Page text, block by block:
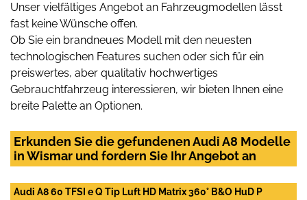
Unser vielfältiges Angebot an Fahrzeugmodellen lässt
fast keine Wünsche offen.
Ob Sie ein brandneues Modell mit den neuesten
technologischen Features suchen oder sich für ein
preiswertes, aber qualitativ hochwertiges
Gebrauchtfahrzeug interessieren, wir bieten Ihnen eine
breite Palette an Optionen.
Erkunden Sie die gefundenen Audi A8 Modelle
in Wismar und fordern Sie Ihr Angebot an
Audi A8 60 TFSI e Q Tip Luft HD Matrix 360° B&O HuD P